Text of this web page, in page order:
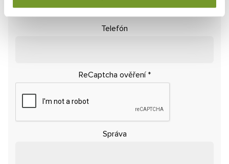
Telefón
ReCaptcha ověření *
Správa